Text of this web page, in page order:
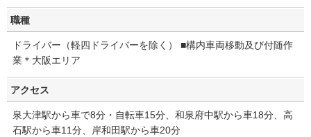
職種
ドライバー（軽四ドライバーを除く） ■構内車両移動及び付随作
業＊大阪エリア
アクセス
泉大津駅から車で8分・自転車15分、和泉府中駅から車18分、高
石駅から車11分、岸和田駅から車20分